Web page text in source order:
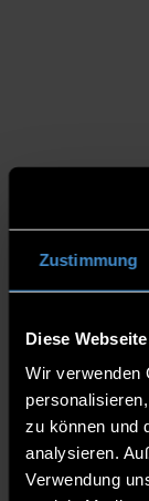
Zustimmung
Diese
Wir verwenden
zu können und
analysieren.
Verwendung